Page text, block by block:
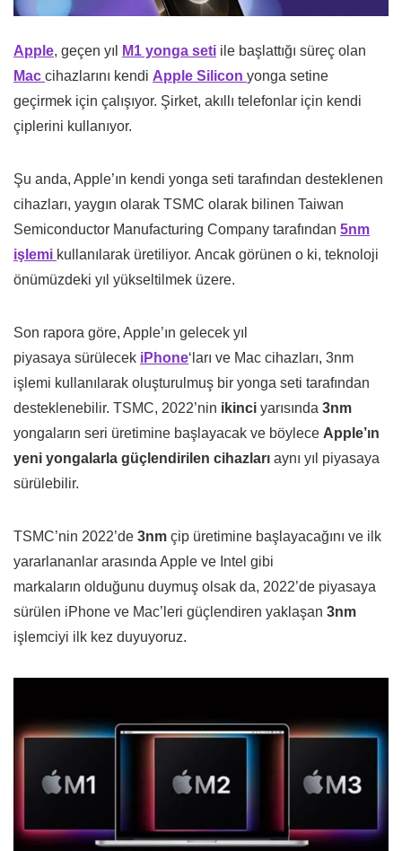
Apple, geçen yıl M1 yonga seti ile başlattığı süreç olan
Mac cihazlarını kendi Apple Silicon yonga setine
geçirmek için çalışıyor. Şirket, akıllı telefonlar için kendi
çiplerini kullanıyor.
Şu anda, Apple’ın kendi yonga seti tarafından desteklenen
cihazları, yaygın olarak TSMC olarak bilinen Taiwan
Semiconductor Manufacturing Company tarafından 5nm
işlemi kullanılarak üretiliyor. Ancak görünen o ki, teknoloji
önümüzdeki yıl yükseltilmek üzere.
Son rapora göre, Apple’ın gelecek yıl
piyasaya sürülecek iPhone‘ları ve Mac cihazları, 3nm
işlemi kullanılarak oluşturulmuş bir yonga seti tarafından
desteklenebilir. TSMC, 2022’nin ikinci yarısında 3nm
yongaların seri üretimine başlayacak ve böylece Apple’ın
yeni yongalarla güçlendirilen cihazları aynı yıl piyasaya
sürülebilir.
TSMC’nin 2022’de 3nm çip üretimine başlayacağını ve ilk
yararlananlar arasında Apple ve Intel gibi
markaların olduğunu duymuş olsak da, 2022’de piyasaya
sürülen iPhone ve Mac’leri güçlendiren yaklaşan 3nm
işlemciyi ilk kez duyuyoruz.